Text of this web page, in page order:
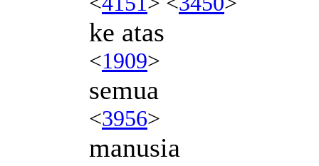
ke atas
<1909>
semua
<3956>
manusia